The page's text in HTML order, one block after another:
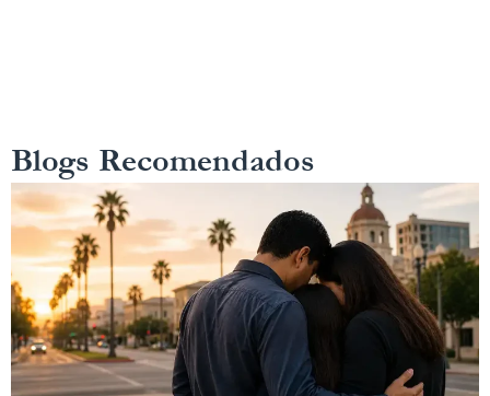
Blogs Recomendados